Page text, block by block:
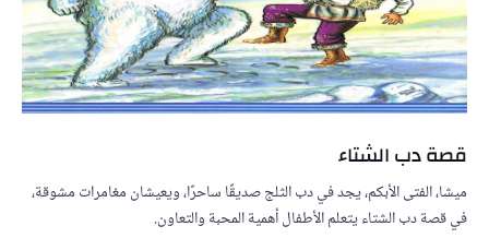
قصة دب الشتاء
ميشا، الفتى الأبكم، يجد في دب الثلج صديقًا ساحرًا، ويعيشان مغامرات مشوقة،
في قصة دب الشتاء يتعلم الأطفال أهمية المحبة والتعاون.